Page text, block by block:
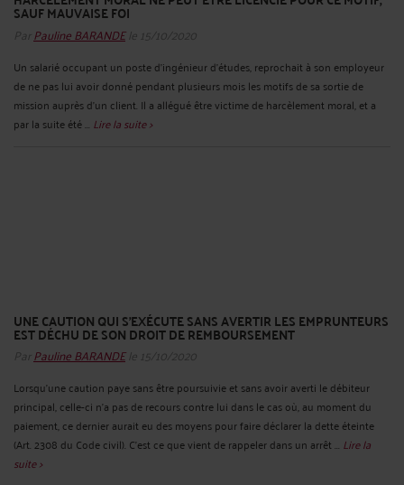
SAUF MAUVAISE FOI
Par Pauline BARANDEle 15/10/2020
Un salarié occupant un poste d’ingénieur d’études, reprochait à son employeur
de ne pas lui avoir donné pendant plusieurs mois les motifs de sa sortie de
mission auprès d’un client. Il a allégué être victime de harcèlement moral, et a
par la suite été ... Lire la suite >
UNE CAUTION QUI S’EXÉCUTE SANS AVERTIR LES EMPRUNTEURS
EST DÉCHU DE SON DROIT DE REMBOURSEMENT
Par Pauline BARANDEle 15/10/2020
Lorsqu’une caution paye sans être poursuivie et sans avoir averti le débiteur
principal, celle-ci n’a pas de recours contre lui dans le cas où, au moment du
paiement, ce dernier aurait eu des moyens pour faire déclarer la dette éteinte
(Art. 2308 du Code civil). C’est ce que vient de rappeler dans un arrêt ... Lire la
suite >